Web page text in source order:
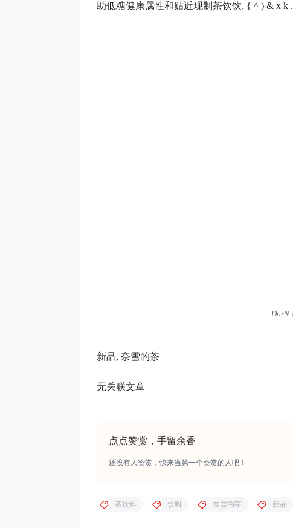
助低糖健康属性和贴近现制茶饮饮, { ^ ) & x k .
「代数学家」推出桂花限定新品：桂花酪酪
如果遇到付费才可 观看的文章，建议升级
有人压缩软件不支持7z格式
0 条回复 文章作者 M 管理员